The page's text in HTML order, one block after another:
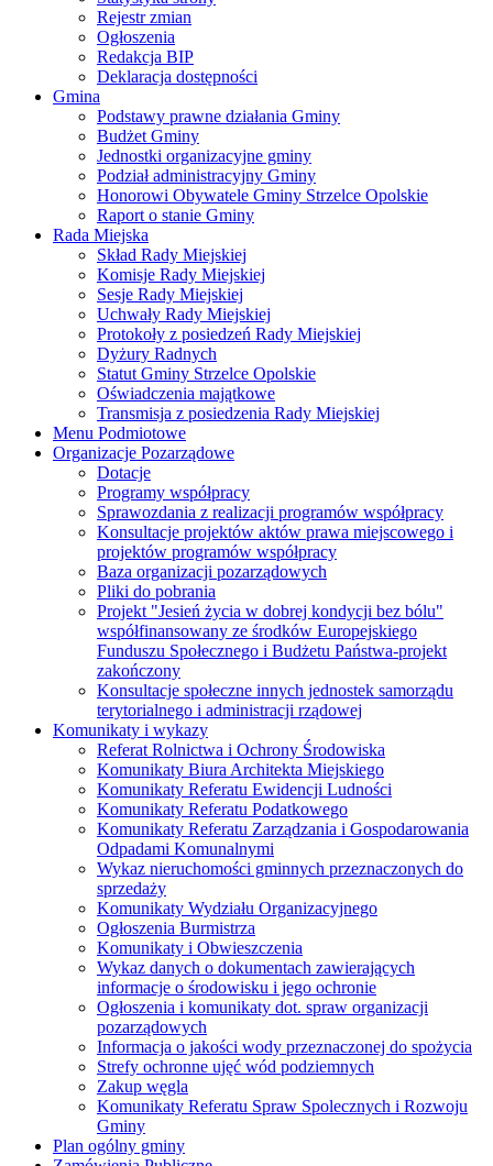
Rejestr zmian
Ogłoszenia
Redakcja BIP
Deklaracja dostępności
Gmina
Podstawy prawne działania Gminy
Budżet Gminy
Jednostki organizacyjne gminy
Podział administracyjny Gminy
Honorowi Obywatele Gminy Strzelce Opolskie
Raport o stanie Gminy
Rada Miejska
Skład Rady Miejskiej
Komisje Rady Miejskiej
Sesje Rady Miejskiej
Uchwały Rady Miejskiej
Protokoły z posiedzeń Rady Miejskiej
Dyżury Radnych
Statut Gminy Strzelce Opolskie
Oświadczenia majątkowe
Transmisja z posiedzenia Rady Miejskiej
Menu Podmiotowe
Organizacje Pozarządowe
Dotacje
Programy współpracy
Sprawozdania z realizacji programów współpracy
Konsultacje projektów aktów prawa miejscowego i
projektów programów współpracy
Baza organizacji pozarządowych
Pliki do pobrania
Projekt "Jesień życia w dobrej kondycji bez bólu"
współfinansowany ze środków Europejskiego
Funduszu Społecznego i Budżetu Państwa-projekt
zakończony
Konsultacje społeczne innych jednostek samorządu
terytorialnego i administracji rządowej
Komunikaty i wykazy
Referat Rolnictwa i Ochrony Środowiska
Komunikaty Biura Architekta Miejskiego
Komunikaty Referatu Ewidencji Ludności
Komunikaty Referatu Podatkowego
Komunikaty Referatu Zarządzania i Gospodarowania
Odpadami Komunalnymi
Wykaz nieruchomości gminnych przeznaczonych do
sprzedaży
Komunikaty Wydziału Organizacyjnego
Ogłoszenia Burmistrza
Komunikaty i Obwieszczenia
Wykaz danych o dokumentach zawierających
informacje o środowisku i jego ochronie
Ogłoszenia i komunikaty dot. spraw organizacji
pozarządowych
Informacja o jakości wody przeznaczonej do spożycia
Strefy ochronne ujęć wód podziemnych
Zakup węgla
Komunikaty Referatu Spraw Spolecznych i Rozwoju
Gminy
Plan ogólny gminy